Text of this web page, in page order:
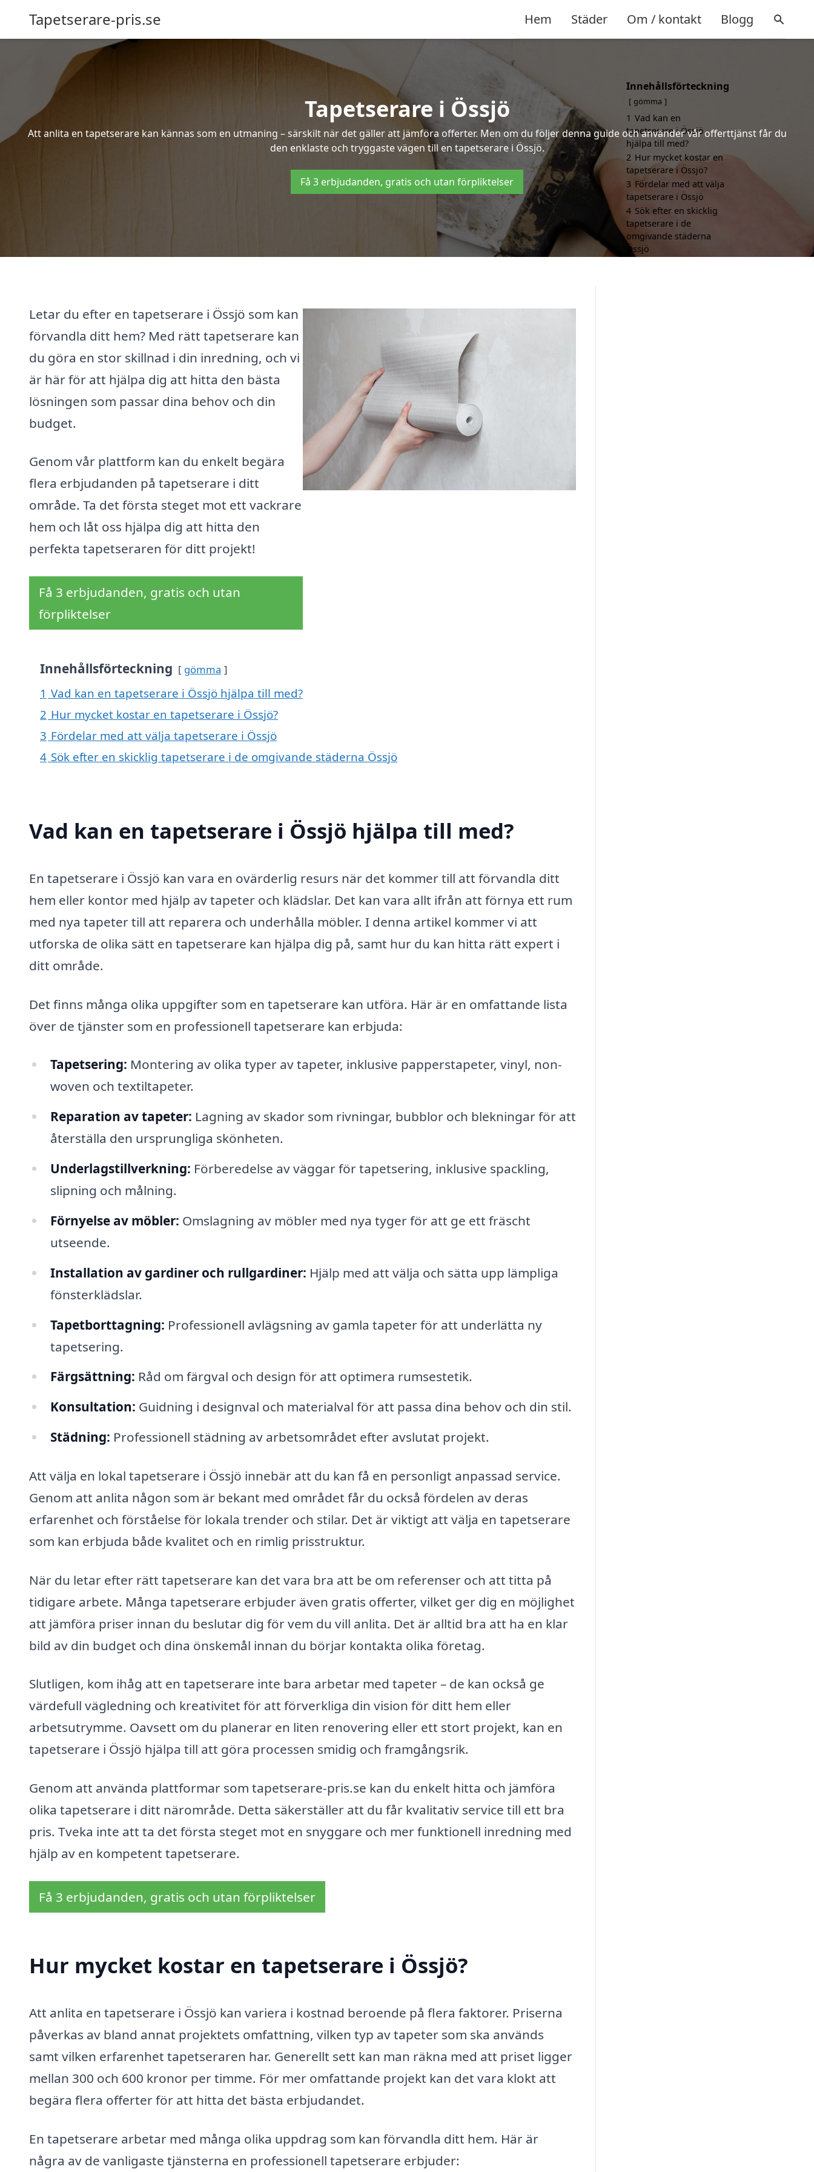
Tapetserare-pris.se Hem Städer Om / kontakt Blogg
Tapetserare i Össjö
Att anlita en tapetserare kan kännas som en utmaning – särskilt när det gäller att jämföra offerter. Men om du följer denna guide och använder vår offerttjänst får du
den enklaste och tryggaste vägen till en tapetserare i Össjö.
Få 3 erbjudanden, gratis och utan förpliktelser
Letar du efter en tapetserare i Össjö som kan
förvandla ditt hem? Med rätt tapetserare kan
du göra en stor skillnad i din inredning, och vi
är här för att hjälpa dig att hitta den bästa
lösningen som passar dina behov och din
budget.
Genom vår plattform kan du enkelt begära
flera erbjudanden på tapetserare i ditt
område. Ta det första steget mot ett vackrare
hem och låt oss hjälpa dig att hitta den
perfekta tapetseraren för ditt projekt!
Få 3 erbjudanden, gratis och utan
förpliktelser
Innehållsförteckning gömma
1 Vad kan en tapetserare i Össjö hjälpa till med?
2 Hur mycket kostar en tapetserare i Össjö?
3 Fördelar med att välja tapetserare i Össjö
4 Sök efter en skicklig tapetserare i de omgivande städerna Össjö
Vad kan en tapetserare i Össjö hjälpa till med?
En tapetserare i Össjö kan vara en ovärderlig resurs när det kommer till att förvandla ditt
hem eller kontor med hjälp av tapeter och klädslar. Det kan vara allt ifrån att förnya ett rum
med nya tapeter till att reparera och underhålla möbler. I denna artikel kommer vi att
utforska de olika sätt en tapetserare kan hjälpa dig på, samt hur du kan hitta rätt expert i
ditt område.
Det finns många olika uppgifter som en tapetserare kan utföra. Här är en omfattande lista
över de tjänster som en professionell tapetserare kan erbjuda:
Tapetsering: Montering av olika typer av tapeter, inklusive papperstapeter, vinyl, non-
woven och textiltapeter.
Reparation av tapeter: Lagning av skador som rivningar, bubblor och blekningar för att
återställa den ursprungliga skönheten.
Underlagstillverkning: Förberedelse av väggar för tapetsering, inklusive spackling,
slipning och målning.
Förnyelse av möbler: Omslagning av möbler med nya tyger för att ge ett fräscht
utseende.
Installation av gardiner och rullgardiner: Hjälp med att välja och sätta upp lämpliga
fönsterklädslar.
Tapetborttagning: Professionell avlägsning av gamla tapeter för att underlätta ny
tapetsering.
Färgsättning: Råd om färgval och design för att optimera rumsestetik.
Konsultation: Guidning i designval och materialval för att passa dina behov och din stil.
Städning: Professionell städning av arbetsområdet efter avslutat projekt.
Att välja en lokal tapetserare i Össjö innebär att du kan få en personligt anpassad service.
Genom att anlita någon som är bekant med området får du också fördelen av deras
erfarenhet och förståelse för lokala trender och stilar. Det är viktigt att välja en tapetserare
som kan erbjuda både kvalitet och en rimlig prisstruktur.
När du letar efter rätt tapetserare kan det vara bra att be om referenser och att titta på
tidigare arbete. Många tapetserare erbjuder även gratis offerter, vilket ger dig en möjlighet
att jämföra priser innan du beslutar dig för vem du vill anlita. Det är alltid bra att ha en klar
bild av din budget och dina önskemål innan du börjar kontakta olika företag.
Slutligen, kom ihåg att en tapetserare inte bara arbetar med tapeter – de kan också ge
värdefull vägledning och kreativitet för att förverkliga din vision för ditt hem eller
arbetsutrymme. Oavsett om du planerar en liten renovering eller ett stort projekt, kan en
tapetserare i Össjö hjälpa till att göra processen smidig och framgångsrik.
Genom att använda plattformar som tapetserare-pris.se kan du enkelt hitta och jämföra
olika tapetserare i ditt närområde. Detta säkerställer att du får kvalitativ service till ett bra
pris. Tveka inte att ta det första steget mot en snyggare och mer funktionell inredning med
hjälp av en kompetent tapetserare.
Få 3 erbjudanden, gratis och utan förpliktelser
Hur mycket kostar en tapetserare i Össjö?
Att anlita en tapetserare i Össjö kan variera i kostnad beroende på flera faktorer. Priserna
påverkas av bland annat projektets omfattning, vilken typ av tapeter som ska används
samt vilken erfarenhet tapetseraren har. Generellt sett kan man räkna med att priset ligger
mellan 300 och 600 kronor per timme. För mer omfattande projekt kan det vara klokt att
begära flera offerter för att hitta det bästa erbjudandet.
En tapetserare arbetar med många olika uppdrag som kan förvandla ditt hem. Här är
några av de vanligaste tjänsterna en professionell tapetserare erbjuder:
Innehållsförteckning
gömma
1 Vad kan en
tapetserare i Össjö
hjälpa till med?
2 Hur mycket kostar en
tapetserare i Össjö?
3 Fördelar med att välja
tapetserare i Össjö
4 Sök efter en skicklig
tapetserare i de
omgivande städerna
Össjö